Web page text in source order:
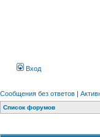
Вход
Сообщения без ответов |
Список форумов